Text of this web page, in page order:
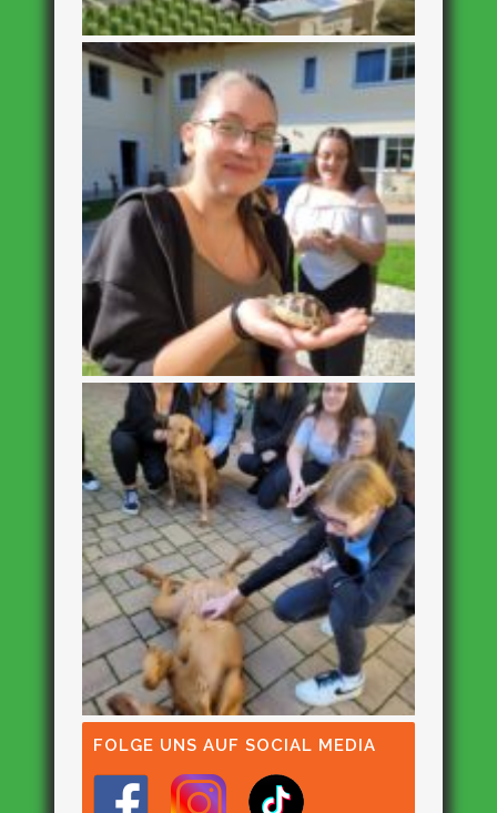
FOLGE UNS AUF SOCIAL MEDIA